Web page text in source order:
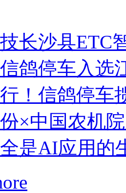
长沙县ETC
鸽停车入选
！信鸽停车
×中国农机
是AI应用的